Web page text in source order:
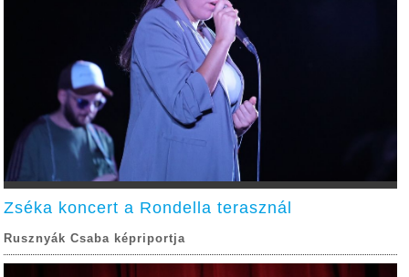
Zséka koncert a Rondella terasznál
Rusznyák Csaba képriportja